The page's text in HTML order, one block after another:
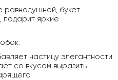
равнодушной, букет
подарит яркие
частицу элегантности
со вкусом выразить